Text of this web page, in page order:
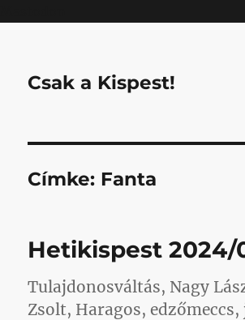
Csak a Kispest!
Címke: Fanta
Hetikispest 2024/
Tulajdonosváltás, Nagy
Zsolt, Haragos, edzőmeccs,